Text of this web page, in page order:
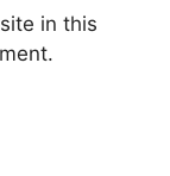
in this